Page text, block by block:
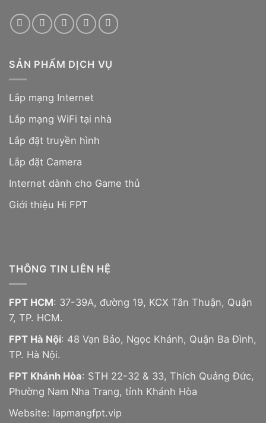
SẢN PHẨM DỊCH VỤ
Lắp mạng Internet
Lắp mạng WiFi tại nhà
Lắp đặt truyền hình
Lắp đặt Camera
Internet dành cho Game thủ
Giới thiệu Hi FPT
THÔNG TIN LIÊN HỆ
FPT HCM: 37-39A, đường 19, KCX Tân Thuận, Quận
7, TP. HCM.
FPT Hà Nội: 48 Vạn Bảo, Ngọc Khánh, Quận Ba Đình,
TP. Hà Nội.
FPT Khánh Hòa: STH 22-32 & 33, Thích Quảng Đức,
Phường Nam Nha Trang, tỉnh Khánh Hòa
Website: lapmangfpt.vip